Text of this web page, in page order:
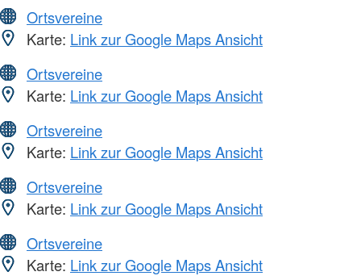
Ortsvereine
Karte: Link zur Google Maps Ansicht
Ortsvereine
Karte: Link zur Google Maps Ansicht
Ortsvereine
Karte: Link zur Google Maps Ansicht
Ortsvereine
Karte: Link zur Google Maps Ansicht
Ortsvereine
Karte: Link zur Google Maps Ansicht